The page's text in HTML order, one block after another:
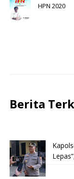
HPN 2020
Berita